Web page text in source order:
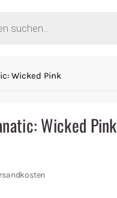
Wicked Pink
Wicked Pink